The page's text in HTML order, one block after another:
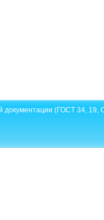
документации (ГОСТ 34,